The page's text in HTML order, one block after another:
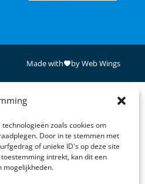
zoals cookies om
Door in te stemmen met
of unieke ID's op deze site
intrekt, kan dit een
mogelijkheden.
Made with by Web Wings